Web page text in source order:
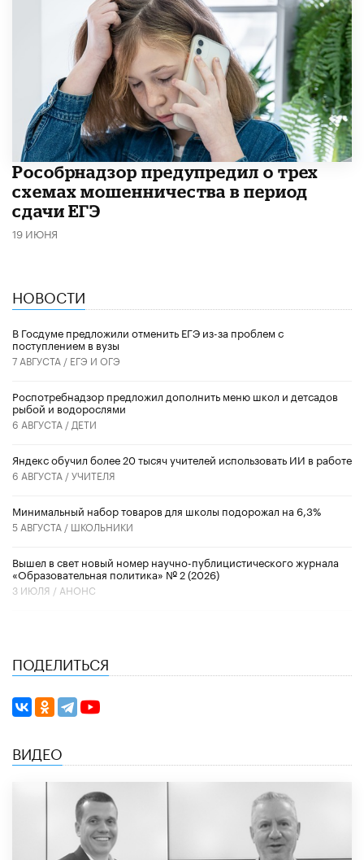
Рособрнадзор предупредил о трех
схемах мошенничества в период
сдачи ЕГЭ
19 ИЮНЯ
НОВОСТИ
В Госдуме предложили отменить ЕГЭ из-за проблем с
поступлением в вузы
7 АВГУСТА / ЕГЭ И ОГЭ
Роспотребнадзор предложил дополнить меню школ и детсадов
рыбой и водорослями
6 АВГУСТА / ДЕТИ
​Яндекс обучил более 20 тысяч учителей использовать ИИ в работе
6 АВГУСТА /УЧИТЕЛЯ
Минимальный набор товаров для школы подорожал на 6,3%
5 АВГУСТА / ШКОЛЬНИКИ
Вышел в свет новый номер научно-публицистического журнала
«Образовательная политика» № 2 (2026)
3 ИЮЛЯ / АНОНС
ПОДЕЛИТЬСЯ
ВИДЕО